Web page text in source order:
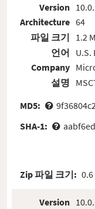
Version
Architecture
파일 크기
언어
Company
설명
64
1.2
U.S.
MD5:
SHA-1:
Zip 파일 크기: 0.6
Version